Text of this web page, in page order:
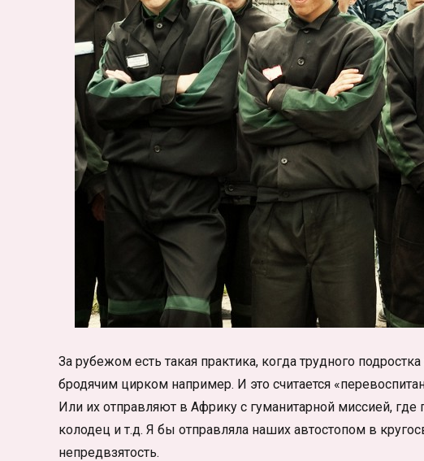
За рубежом есть такая практика, когда трудного
бродячим цирком например. И это считается
Или их отправляют в Африку с гуманитарной миссией, где
колодец и т.д. Я бы отправляла наших автостопом в
непредвзятость.